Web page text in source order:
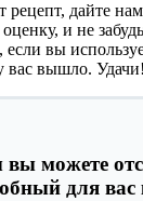
дайте
и не
если вы
вас вышло. Удачи!
можете
для вас